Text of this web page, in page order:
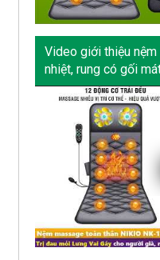
Video giới thiệu
nhiệt, rung có gối